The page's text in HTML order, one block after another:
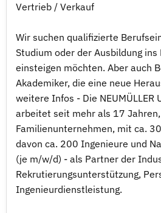
Vertrieb / Verkauf
Wir suchen qualifizierte
Studium oder der Ausbildung ins
einsteigen möchten. Aber auch
Akademiker, die eine neue
weitere Infos - Die NEUMÜLLER
arbeitet seit mehr als 17
Familienunternehmen, mit ca.
davon ca. 200 Ingenieure und
(je m/w/d) - als Partner der
Rekrutierungsunterstützung,
Ingenieurdienstleistung.